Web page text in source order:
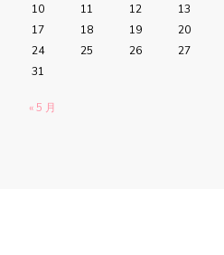
10
11 12 13
17
18 19 20
24
25 26 27
31
« 5 月